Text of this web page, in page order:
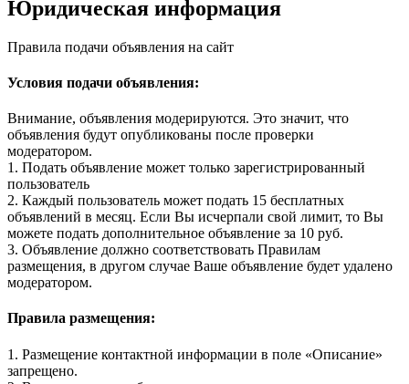
Юридическая информация
Правила подачи объявления на сайт
Условия подачи объявления:
Внимание, объявления модерируются. Это значит, что
объявления будут опубликованы после проверки
модератором.
1. Подать объявление может только зарегистрированный
пользователь
2. Каждый пользователь может подать 15 бесплатных
объявлений в месяц. Если Вы исчерпали свой лимит, то Вы
можете подать дополнительное объявление за 10 руб.
3. Объявление должно соответствовать Правилам
размещения, в другом случае Ваше объявление будет удалено
модератором.
Правила размещения:
1. Размещение контактной информации в поле «Описание»
запрещено.